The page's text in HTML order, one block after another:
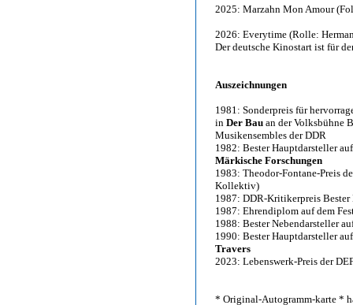
2025: Marzahn Mon Amour
2026: Everytime (Rolle:
Der deutsche Kinostart ist für
Auszeichnungen
1981: Sonderpreis für
in Der Bau an der Volksbühne
Musikensembles der DDR
1982: Bester Hauptdarsteller
Märkische Forschungen
1983: Theodor-Fontane-Preis
Kollektiv)
1987: DDR-Kritikerpreis
1987: Ehrendiplom auf dem
1988: Bester Nebendarsteller
1990: Bester Hauptdarsteller
Travers
2023: Lebenswerk-Preis der
* Original-Autogramm-karte *